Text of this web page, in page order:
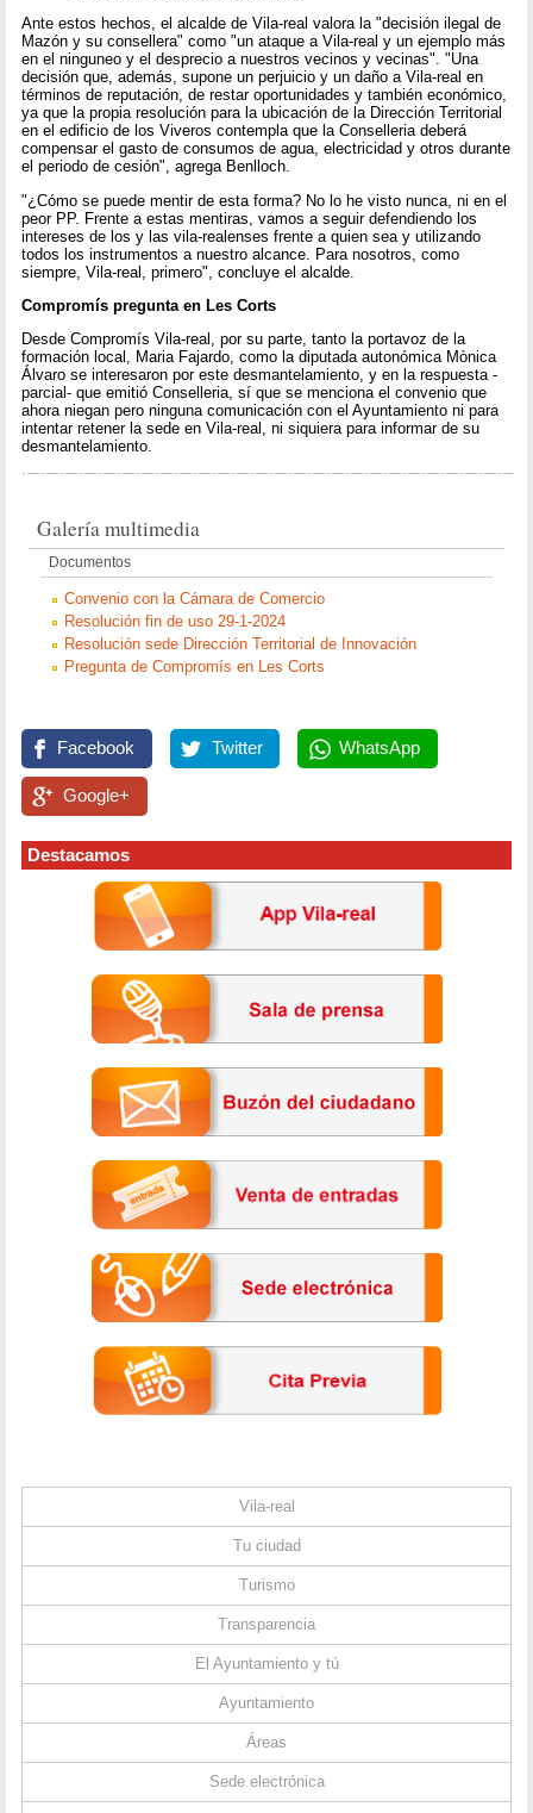
Ante estos hechos, el alcalde de Vila-real valora la "decisión ilegal de
Mazón y su consellera" como "un ataque a Vila-real y un ejemplo más
en el ninguneo y el desprecio a nuestros vecinos y vecinas". "Una
decisión que, además, supone un perjuicio y un daño a Vila-real en
términos de reputación, de restar oportunidades y también económico,
ya que la propia resolución para la ubicación de la Dirección Territorial
en el edificio de los Viveros contempla que la Conselleria deberá
compensar el gasto de consumos de agua, electricidad y otros durante
el periodo de cesión", agrega Benlloch.
"¿Cómo se puede mentir de esta forma? No lo he visto nunca, ni en el
peor PP. Frente a estas mentiras, vamos a seguir defendiendo los
intereses de los y las vila-realenses frente a quien sea y utilizando
todos los instrumentos a nuestro alcance. Para nosotros, como
siempre, Vila-real, primero", concluye el alcalde.
Compromís pregunta en Les Corts
Desde Compromís Vila-real, por su parte, tanto la portavoz de la
formación local, Maria Fajardo, como la diputada autonómica Mònica
Álvaro se interesaron por este desmantelamiento, y en la respuesta -
parcial- que emitió Conselleria, sí que se menciona el convenio que
ahora niegan pero ninguna comunicación con el Ayuntamiento ni para
intentar retener la sede en Vila-real, ni siquiera para informar de su
desmantelamiento.
Galería multimedia
Documentos
Convenio con la Cámara de Comercio
Resolución fin de uso 29-1-2024
Resolución sede Dirección Territorial de Innovación
Pregunta de Compromís en Les Corts
Facebook Twitter WhatsApp
Google+
Destacamos
Vila-real
Tu ciudad
Turismo
Transparencia
El Ayuntamiento y tú
Ayuntamiento
Áreas
Sede electrónica